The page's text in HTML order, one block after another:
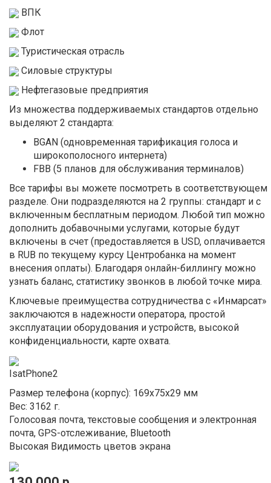
ВПК
Флот
Туристическая отрасль
Силовые структуры
Нефтегазовые предприятия
Из множества поддерживаемых стандартов отдельно
выделяют 2 стандарта:
BGAN (одновременная тарификация голоса и
широкополосного интернета)
FBB (5 планов для обслуживания терминалов)
Все тарифы вы можете посмотреть в соответствующем
разделе. Они подразделяются на 2 группы: стандарт и с
включенным бесплатным периодом. Любой тип можно
дополнить добавочными услугами, которые будут
включены в счет (предоставляется в USD, оплачивается
в RUB по текущему курсу Центробанка на момент
внесения оплаты). Благодаря онлайн-биллингу можно
узнать баланс, статистику звонков в любой точке мира.
Ключевые преимущества сотрудничества с «Инмарсат»
заключаются в надежности оператора, простой
эксплуатации оборудования и устройств, высокой
конфиденциальности, карте охвата.
IsatPhone2
Размер телефона (корпус): 169x75x29 мм
Вес: 3162 г.
Голосовая почта, текстовые сообщения и электронная
почта, GPS-отслеживание, Bluetooth
Высокая Видимость цветов экрана